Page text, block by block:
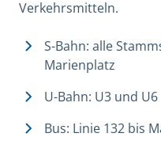
Verkehrsmitteln.
S-Bahn: alle
Marienplatz
U-Bahn: U3 und
Bus: Linie 132 bis